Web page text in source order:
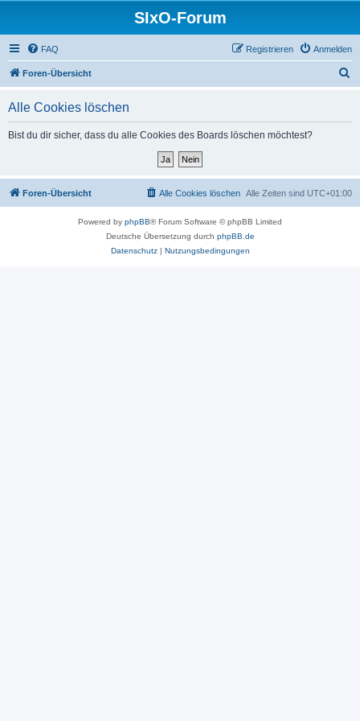
SIxO-Forum
FAQ Anmelden
Registrieren
Foren-Übersicht
Alle Cookies löschen
Bist du dir sicher, dass du alle Cookies des Boards löschen möchtest?
Foren-Übersicht Alle Zeiten sind UTC+01:00
Alle Cookies löschen
Powered by phpBB® Forum Software © phpBB Limited
Deutsche Übersetzung durch phpBB.de
Datenschutz| Nutzungsbedingungen